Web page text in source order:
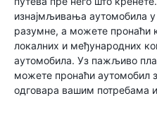
изнајмљивања аутомобила
разумне, а можете пронаћи
локалних и међународних
аутомобила. Уз пажљиво
можете пронаћи аутомобил
одговара вашим потребама